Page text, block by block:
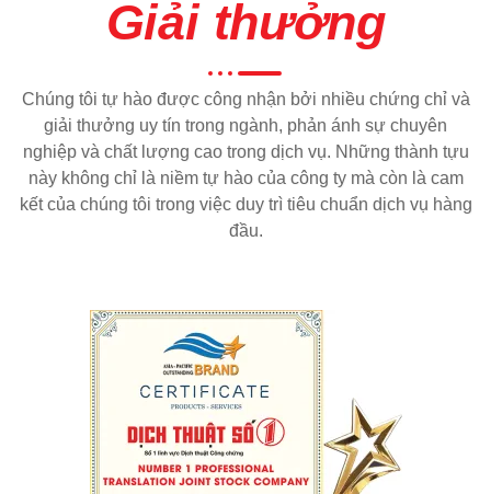
Giải thưởng
Chúng tôi tự hào được công nhận bởi nhiều chứng chỉ và
giải thưởng uy tín trong ngành, phản ánh sự chuyên
nghiệp và chất lượng cao trong dịch vụ. Những thành tựu
này không chỉ là niềm tự hào của công ty mà còn là cam
kết của chúng tôi trong việc duy trì tiêu chuẩn dịch vụ hàng
đầu.